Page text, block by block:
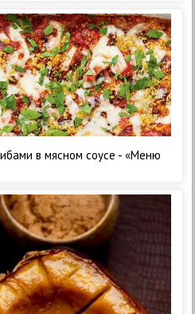
в мясном соусе - «Меню